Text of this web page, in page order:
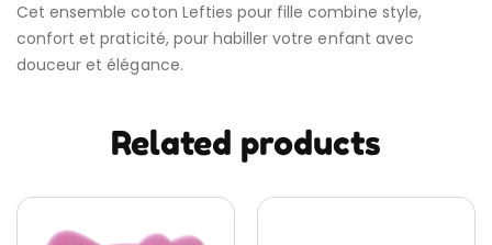
Cet ensemble coton Lefties pour fille combine style,
confort et praticité, pour habiller votre enfant avec
douceur et élégance.
Related products